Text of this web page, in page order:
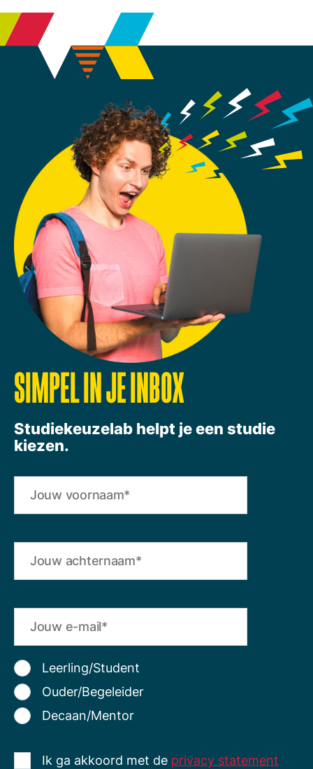
SIMPEL IN JE INBOX
Studiekeuzelab helpt je een studie
kiezen.
Leerling/Student
Ouder/Begeleider
Decaan/Mentor
Ik ga akkoord met de privacy statement